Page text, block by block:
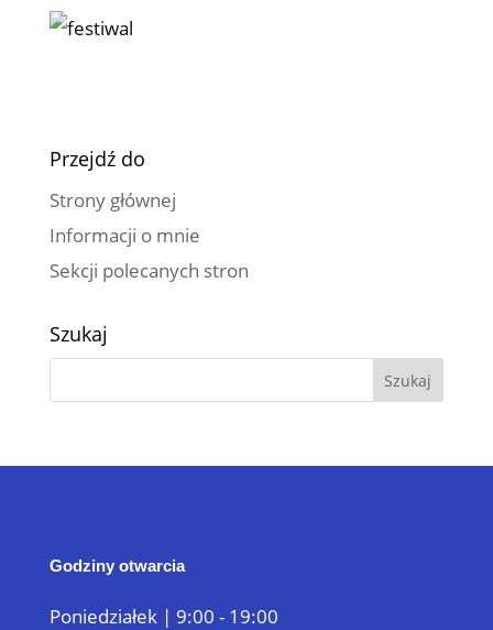
Przejdź do
Strony głównej
Informacji o mnie
Sekcji polecanych stron
Szukaj
Godziny otwarcia
Poniedziałek | 9:00 - 19:00